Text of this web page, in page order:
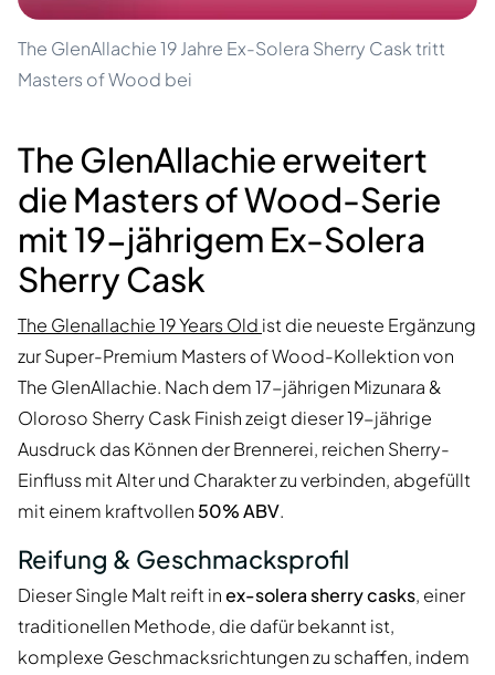
The GlenAllachie 19 Jahre Ex-Solera Sherry Cask tritt
Masters of Wood bei
The GlenAllachie erweitert
die Masters of Wood-Serie
mit 19-jährigem Ex-Solera
Sherry Cask
The Glenallachie 19 Years Old ist die neueste Ergänzung
zur Super-Premium Masters of Wood-Kollektion von
The GlenAllachie. Nach dem 17-jährigen Mizunara &
Oloroso Sherry Cask Finish zeigt dieser 19-jährige
Ausdruck das Können der Brennerei, reichen Sherry-
Einfluss mit Alter und Charakter zu verbinden, abgefüllt
mit einem kraftvollen 50% ABV.
Reifung & Geschmacksprofil
Dieser Single Malt reift inex-solera sherry casks, einer
traditionellen Methode, die dafür bekannt ist,
komplexe Geschmacksrichtungen zu schaffen, indem